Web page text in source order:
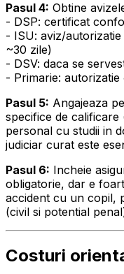
Pasul 4: Obtine
- DSP: certificat
- ISU: aviz/
~30 zile)
- DSV: daca se
- Primarie:
Pasul 5: Angajeaza
specifice de
personal cu studii in
judiciar curat este
Pasul 6: Incheie
obligatorie, dar e
accident cu un copil,
(civil si potential
Costuri